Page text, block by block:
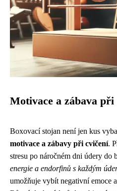
Motivace a zábava při
Boxovací stojan není jen kus
motivace a zábavy při cvičení.
stresu po náročném dni údery do
energie a endorfinů s každým
umožňuje vybít negativní emoce